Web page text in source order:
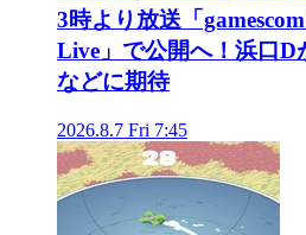
3時より放送「
Live」で公開へ！浜口
などに期待
2026.8.7 Fri 7:45